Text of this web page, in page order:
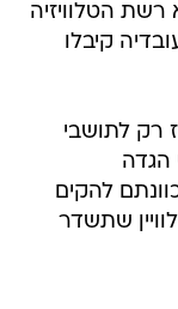
הטלוויזיה
קיבלו
רק לתושבי
הגדה
להקים
שתשדר